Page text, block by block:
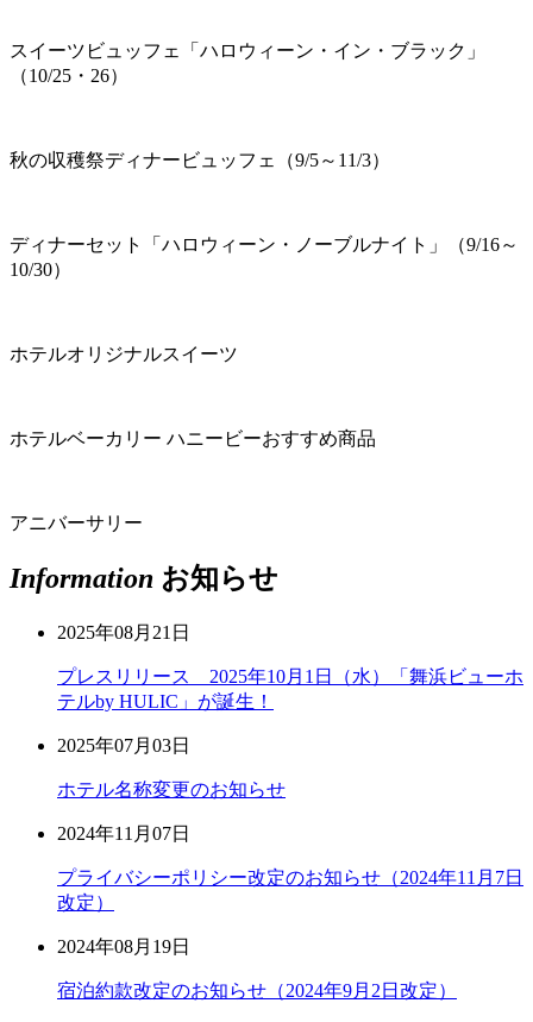
スイーツビュッフェ「ハロウィーン・イン・ブラック」
（10/25・26）
秋の収穫祭ディナービュッフェ（9/5～11/3）
ディナーセット「ハロウィーン・ノーブルナイト」（9/16～
10/30）
ホテルオリジナルスイーツ
ホテルベーカリー ハニービーおすすめ商品
アニバーサリー
Information お知らせ
2025年08月21日
プレスリリース 2025年10月1日（水）「舞浜ビューホ
テルby HULIC」が誕生！
2025年07月03日
ホテル名称変更のお知らせ
2024年11月07日
プライバシーポリシー改定のお知らせ（2024年11月7日
改定）
2024年08月19日
宿泊約款改定のお知らせ（2024年9月2日改定）